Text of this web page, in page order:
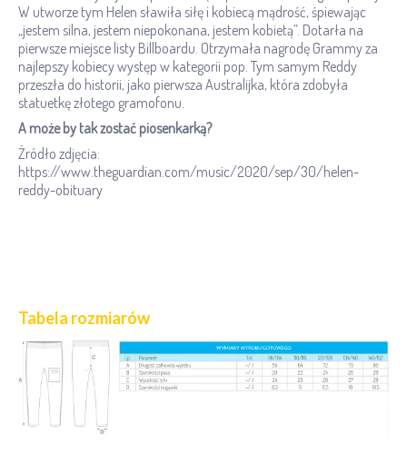
W utworze tym Helen sławiła siłę i kobiecą mądrość, śpiewając
„jestem silna, jestem niepokonana, jestem kobietą”. Dotarła na
pierwsze miejsce listy Billboardu. Otrzymała nagrodę Grammy za
najlepszy kobiecy występ w kategorii pop. Tym samym Reddy
przeszła do historii, jako pierwsza Australijka, która zdobyła
statuetkę złotego gramofonu.
A może by tak zostać piosenkarką?
Źródło zdjęcia:
https://www.theguardian.com/music/2020/sep/30/helen-
reddy-obituary
Tabela rozmiarów